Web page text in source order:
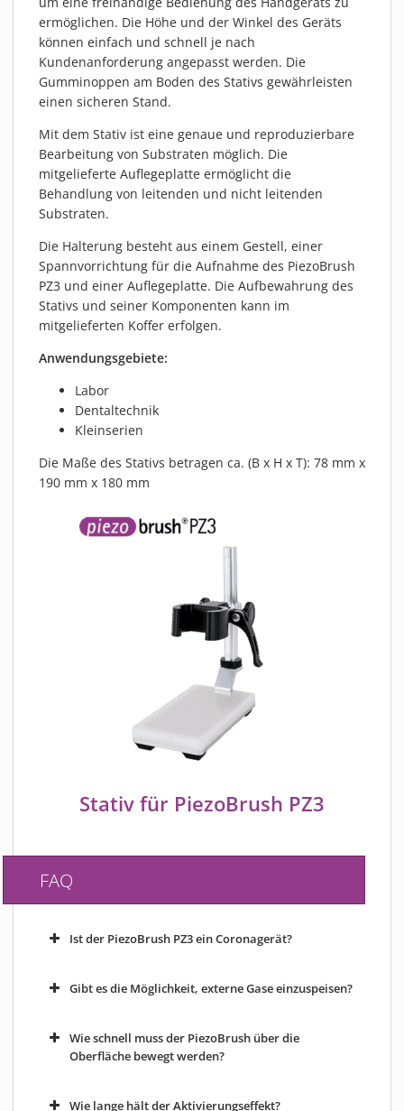
ermöglichen. Die Höhe und der Winkel des Geräts
können einfach und schnell je nach
Kundenanforderung angepasst werden. Die
Gumminoppen am Boden des Stativs gewährleisten
einen sicheren Stand.
Mit dem Stativ ist eine genaue und reproduzierbare
Bearbeitung von Substraten möglich. Die
mitgelieferte Auflegeplatte ermöglicht die
Behandlung von leitenden und nicht leitenden
Substraten.
Die Halterung besteht aus einem Gestell, einer
Spannvorrichtung für die Aufnahme des PiezoBrush
PZ3 und einer Auflegeplatte. Die Aufbewahrung des
Stativs und seiner Komponenten kann im
mitgelieferten Koffer erfolgen.
Anwendungsgebiete:
Labor
Dentaltechnik
Kleinserien
Die Maße des Stativs betragen ca. (B x H x T): 78 mm x
190 mm x 180 mm
Stativ für PiezoBrush PZ3
FAQ
Ist der PiezoBrush PZ3 ein Coronagerät?
Gibt es die Möglichkeit, externe Gase einzuspeisen?
Wie schnell muss der PiezoBrush über die
Oberfläche bewegt werden?
Wie lange hält der Aktivierungseffekt?